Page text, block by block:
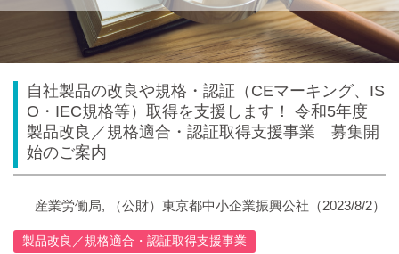
自社製品の改良や規格・認証（CEマーキング、IS
O・IEC規格等）取得を支援します！ 令和5年度
製品改良／規格適合・認証取得支援事業 募集開
始のご案内
産業労働局, （公財）東京都中小企業振興公社（2023/8/2）
製品改良／規格適合・認証取得支援事業